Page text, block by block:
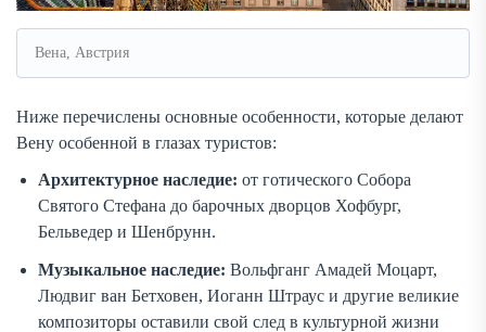
Вена, Австрия
Ниже перечислены основные особенности, которые делают
Вену особенной в глазах туристов:
Архитектурное наследие: от готического Собора
Святого Стефана до барочных дворцов Хофбург,
Бельведер и Шенбрунн.
Музыкальное наследие: Вольфганг Амадей Моцарт,
Людвиг ван Бетховен, Иоганн Штраус и другие великие
композиторы оставили свой след в культурной жизни